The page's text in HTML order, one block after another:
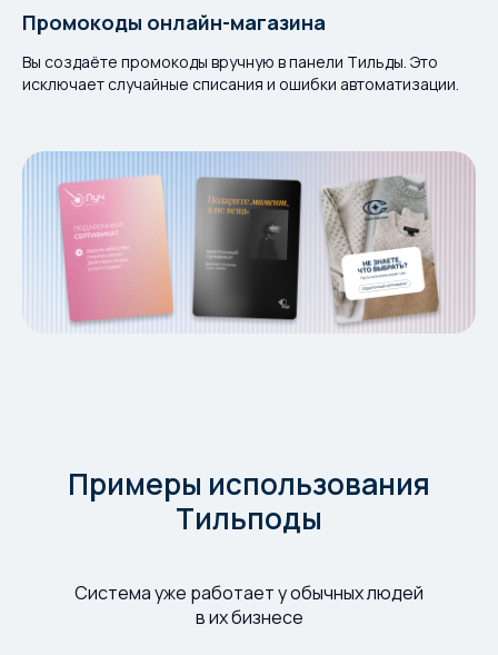
Промокоды онлайн-магазина
Вы создаёте промокоды вручную в панели Тильды. Это
исключает случайные списания и ошибки автоматизации.
Примеры использования
Тильподы
Система уже работает у обычных людей
в их бизнесе